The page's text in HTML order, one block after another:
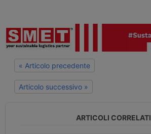
« Articolo precedente
Articolo successivo »
ARTICOLI CORRELATI